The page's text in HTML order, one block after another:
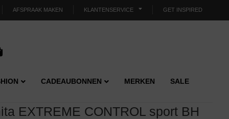
AFSPRAAK MAKEN KLANTENSERVICE GET INSPIRED
CADEAUBONNEN MERKEN SALE
EXTREME CONTROL sport BH